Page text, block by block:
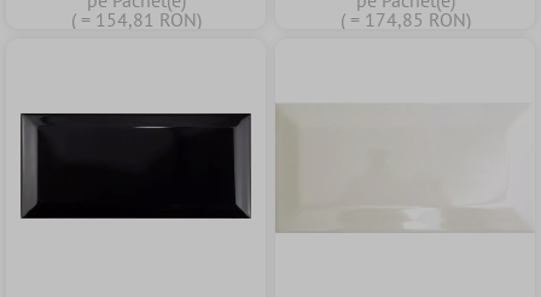
( = 154,81 RON)
( = 174,85 RON)